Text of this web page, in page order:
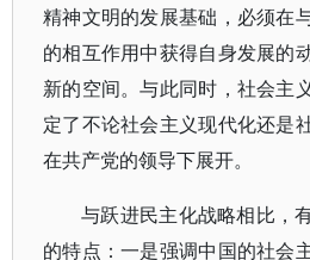
精神文明的发展基础，必须在
的相互作用中获得自身发展的
新的空间。与此同时，社会主
定了不论社会主义现代化还是
在共产党的领导下展开。
与跃进民主化战略相比，
的特点：一是强调中国的社会